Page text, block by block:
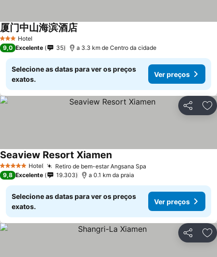
3 EstrelasHotel
厦门中山海滨酒店
9,0 Excelente 35 a 3.3 km de Centro da cidade
Selecione as datas para ver os preços
exatos.
Ver preços
Partilhar
5 Estrelas Hotel Retiro de bem-estar Angsana Spa
Seaview Resort Xiamen
9,8 Excelente 19.303 a 0.1 km da praia
Selecione as datas para ver os preços
exatos.
Ver preços
Partilhar